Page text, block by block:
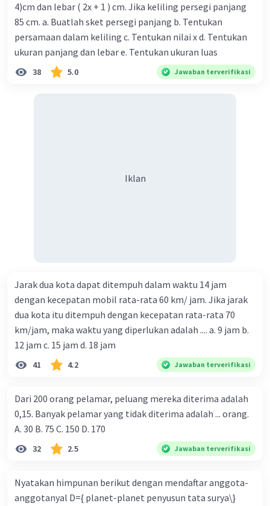
4)cm dan lebar ( 2x + 1 ) cm. Jika keliling persegi panjang
85 cm. a. Buatlah sket persegi panjang b. Tentukan
persamaan dalam keliling c. Tentukan nilai x d. Tentukan
ukuran panjang dan lebar e. Tentukan ukuran luas
38 5.0 Jawaban terverifikasi
Iklan
Jarak dua kota dapat ditempuh dalam waktu 14 jam
dengan kecepatan mobil rata-rata 60 km/ jam. Jika jarak
dua kota itu ditempuh dengan kecepatan rata-rata 70
km/jam, maka waktu yang diperlukan adalah .... a. 9 jam b.
12 jam c. 15 jam d. 18 jam
41 4.2 Jawaban terverifikasi
Dari 200 orang pelamar, peluang mereka diterima adalah
0,15. Banyak pelamar yang tidak diterima adalah ... orang.
A. 30 B. 75 C. 150 D. 170
32 2.5 Jawaban terverifikasi
Nyatakan himpunan berikut dengan mendaftar anggota-
anggotanyal D={ planet-planet penyusun tata surya\}